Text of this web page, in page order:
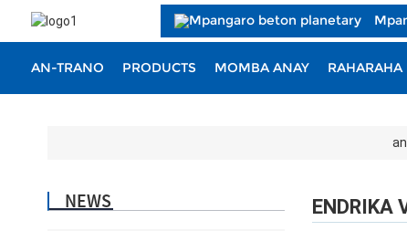
AN-TRANO PRODUCTS MOMBA ANAY
NEWS ENDRIKA